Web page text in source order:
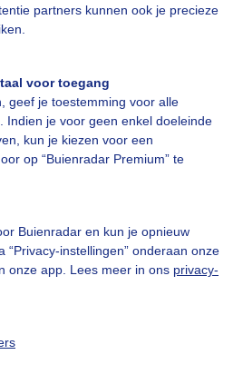
partners kunnen ook je precieze
voor toegang
geef je toestemming voor alle
Indien je voor geen enkel doeleinde
kun je kiezen voor een
op “Buienradar Premium” te
Buienradar en kun je opnieuw
“Privacy-instellingen” onderaan onze
onze app. Lees meer in ons privacy-